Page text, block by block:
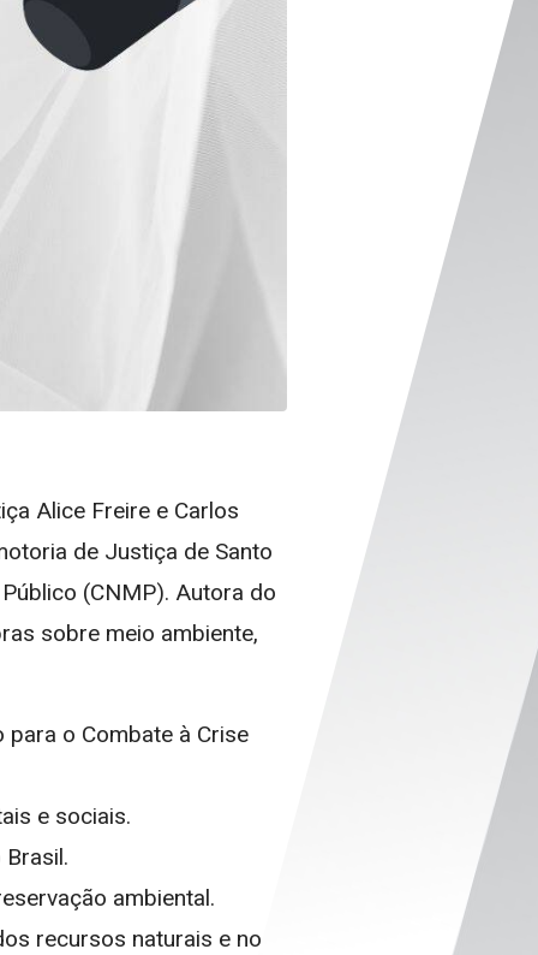
Alice Freire e Carlos
de Justiça de Santo
(CNMP). Autora do
sobre meio ambiente,
o Combate à Crise
e sociais.
ambiental.
recursos naturais e no